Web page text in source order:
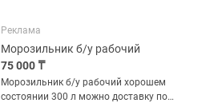
Реклама
Морозильник б/у рабочий
75 000 ₸
Морозильник б/у рабочий хорошем
состоянии 300 л можно доставку по